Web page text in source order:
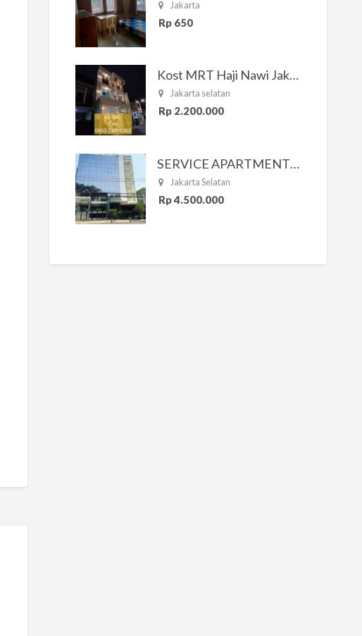
Jakarta
Rp 650
Kost MRT Haji Nawi Jakarta Selatan
Jakarta selatan
Rp 2.200.000
SERVICE APARTMENT SOUTH RESIDENCE
Jakarta Selatan
Rp 4.500.000